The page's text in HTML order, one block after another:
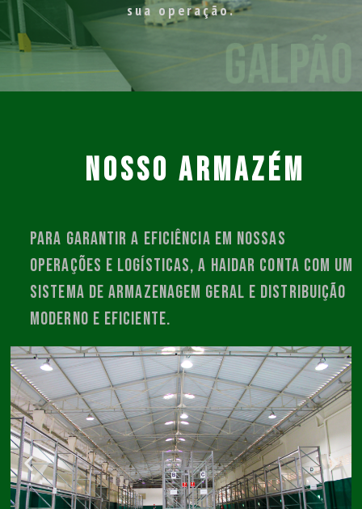
sua operação.
NOSSO ARMAZÉM
Para garantir a eficiência em nossas
operações e logísticas, a Haidar conta com um
sistema de armazenagem geral e distribuição
moderno e eficiente.